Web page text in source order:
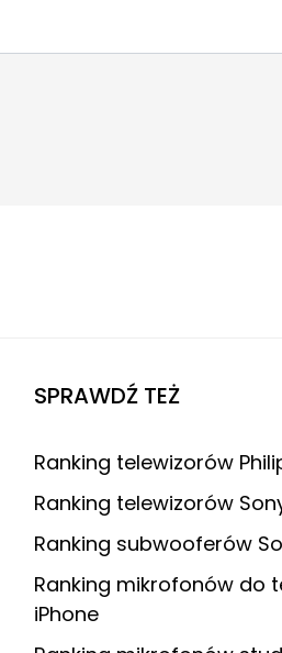
SPRAWDŹ TEŻ
Ranking telewizorów
Ranking telewizorów
Ranking subwooferów
Ranking mikrofonów do
iPhone